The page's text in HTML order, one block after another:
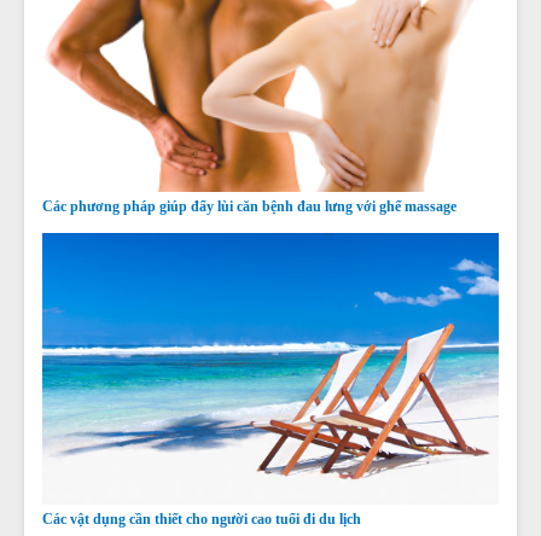
Các phương pháp giúp đẩy lùi căn bệnh đau lưng với ghế massage
Các vật dụng cần thiết cho người cao tuổi đi du lịch